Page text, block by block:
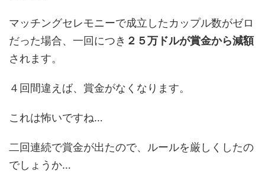
マッチングセレモニーで成立したカップル数がゼロ
だった場合、一回につき ２５万ドルが賞金から減額
されます。
４回間違えば、賞金がなくなります。
これは怖いですね…
二回連続で賞金が出たので、ルールを厳しくしたの
でしょうか…